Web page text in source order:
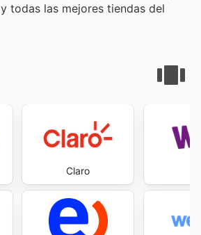
y todas las mejores tiendas del
Claro